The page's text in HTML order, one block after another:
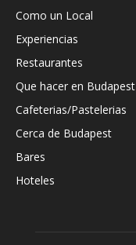
Como un Local
Experiencias
Restaurantes
Que hacer en Budapest
Cafeterias/Pastelerias
Cerca de Budapest
Bares
Hoteles